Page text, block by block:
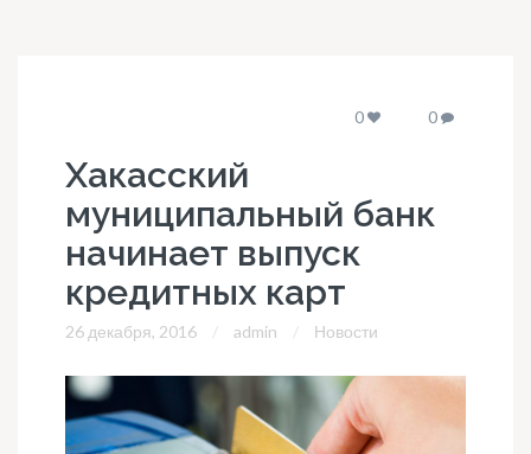
0 0
Хакасский
муниципальный банк
начинает выпуск
кредитных карт
26 декабря, 2016 admin Новости